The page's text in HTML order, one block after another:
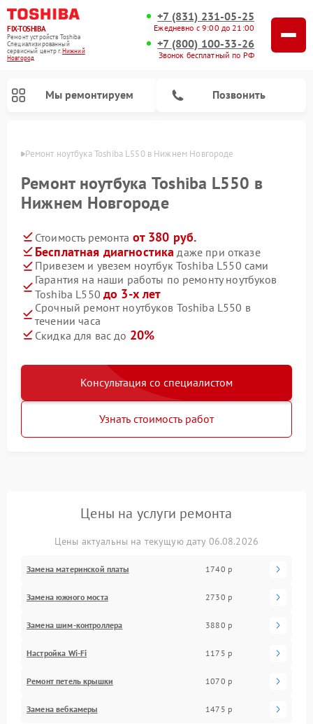
FIX-TOSHIBA
Ремонт устройств Toshiba
Специализированный
cервисный центр г.Нижний
Новгород
+7 (831) 231-05-25
Ежедневно с 9:00 до 21:00
+7 (800) 100-33-26
Звонок бесплатный по РФ
Мы ремонтируем Позвонить
Ремонт ноутбука Toshiba L550 в Нижнем Новгороде
Ремонт ноутбука Toshiba L550 в
Нижнем Новгороде
Стоимость ремонта от 380 руб.
Бесплатная диагностика даже при отказе
Привезем и увезем ноутбук Toshiba L550 сами
Гарантия на наши работы по ремонту ноутбуков
Toshiba L550 до 3-х лет
Срочный ремонт ноутбуков Toshiba L550 в
течении часа
Скидка для вас до 20%
Консультация со специалистом
Узнать стоимость работ
Цены на услуги ремонта
Цены актуальны на текущую дату 06.08.2026
Замена материнской платы 1740 р
Замена южного моста 2730 р
Замена шим-контроллера 3880 р
Настройка Wi-Fi 1175 р
Ремонт петель крышки 1070 р
Замена вебкамеры 1475 р